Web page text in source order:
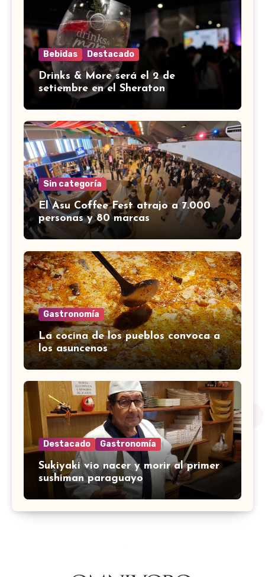
Bebidas Destacado
Drinks & More será el 2 de
setiembre en el Sheraton
Sin categoría
El Asu Coffee Fest atrajo a 7.000
personas y 80 marcas
Gastronomía
La cocina de los pueblos convoca a
los asuncenos
Destacado Gastronomía
Sukiyaki vio nacer y morir al primer
sushiman paraguayo